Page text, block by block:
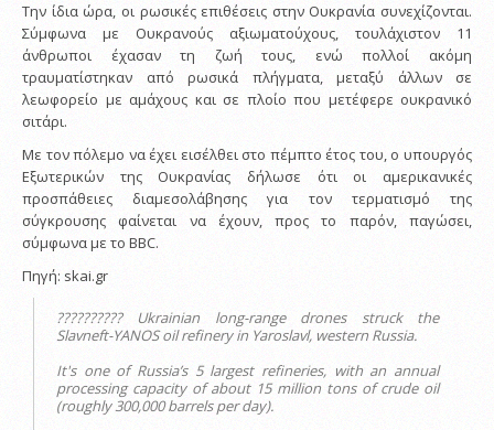
Την ίδια ώρα, οι ρωσικές επιθέσεις στην Ουκρανία συνεχίζονται.
Σύμφωνα με Ουκρανούς αξιωματούχους, τουλάχιστον 11
άνθρωποι έχασαν τη ζωή τους, ενώ πολλοί ακόμη
τραυματίστηκαν από ρωσικά πλήγματα, μεταξύ άλλων σε
λεωφορείο με αμάχους και σε πλοίο που μετέφερε ουκρανικό
σιτάρι.
Με τον πόλεμο να έχει εισέλθει στο πέμπτο έτος του, ο υπουργός
Εξωτερικών της Ουκρανίας δήλωσε ότι οι αμερικανικές
προσπάθειες διαμεσολάβησης για τον τερματισμό της
σύγκρουσης φαίνεται να έχουν, προς το παρόν, παγώσει,
σύμφωνα με το BBC.
Πηγή: skai.gr
?????????? Ukrainian long-range drones struck the
Slavneft-YANOS oil refinery in Yaroslavl, western Russia.
It's one of Russia’s 5 largest refineries, with an annual
processing capacity of about 15 million tons of crude oil
(roughly 300,000 barrels per day).